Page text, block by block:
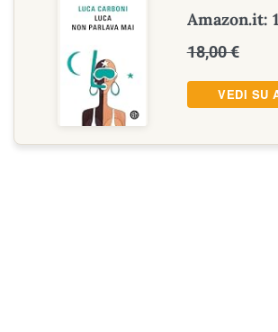
Amazon.it:
18,00 €
VEDI SU